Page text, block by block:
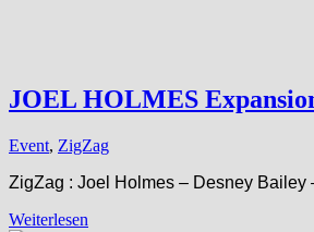
JOEL HOLMES
Event, ZigZag
ZigZag : Joel Holmes – Desney Bailey
Weiterlesen